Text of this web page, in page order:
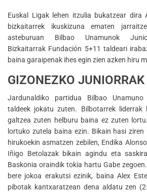
Euskal Ligak lehen itzulia bukatzear
bizkaitarrek ikuskizuna ematen
asteburuan Bilbao Unamunok
Bizkaitarrak Fundación 5+11 taldeari
baina garaipenak ihes egin zien azken hiru
GIZONEZKO JUNIORRAK
Jardunaldiko partidua Bilbao
taldeek jokatu zuten. Bilbotarrek liderrak
galtzea zuten helburu baina ez zuten
lortuko zutela baina ezin. Bikain hasi ziren
hirukoekin asmatzen zebilen, Endika
Iñigo Betolazak bikain agindu eta
Baskonia oraindik tokia hartu Gabe
bere jokoa erakutsi ezinik, baina Alex
pibotak kantxaratzean dena aldatu zen